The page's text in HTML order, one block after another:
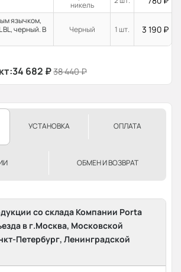
никель
язычком,
BL, черный. В
Черный 1 шт. 3 190 ₽
34 682 ₽38 440₽
УСТАНОВКА ОПЛАТА
ОБМЕН И ВОЗВРАТ
со склада Компании Porta
в г.Москва, Московской
Петербург, Ленинградской